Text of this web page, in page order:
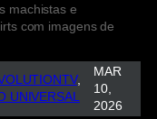
machistas e
com imagens de
UNIVERSAL
MAR
10,
2026